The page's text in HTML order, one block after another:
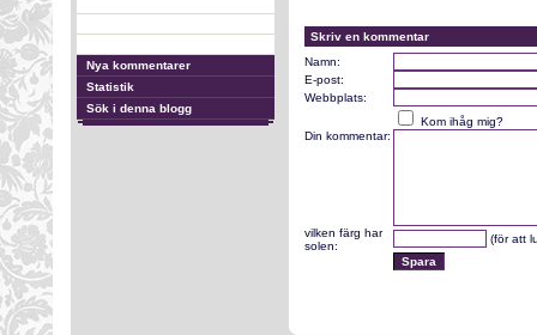
Nya kommentarer
Statistik
Sök i denna blogg
Skriv en kommentar
Namn:
E-post:
Webbplats:
Kom ihåg mig?
Din kommentar:
vilken färg har
solen:
(för att